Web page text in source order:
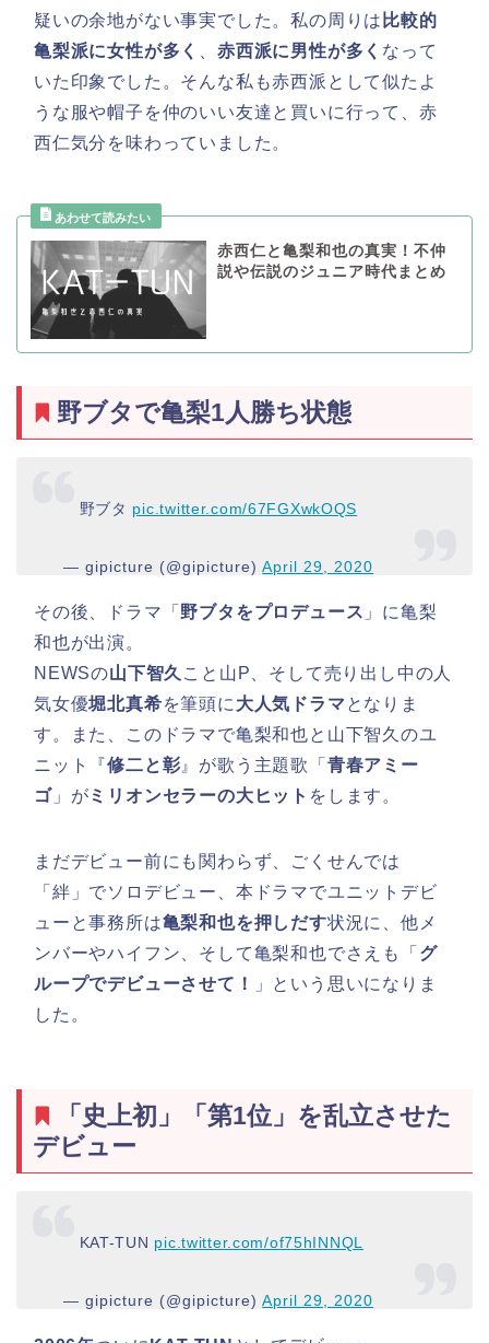
疑いの余地がない事実でした。私の周りは 比較的
亀梨派に女性が多く
、赤西派に男性が多く なって
いた印象でした。そんな私も赤西派として似たよ
うな服や帽子を仲のいい友達と買いに行って、赤
西仁気分を味わっていました。
赤西仁と亀梨和也の真実！不仲
説や伝説のジュニア時代まとめ
野ブタで亀梨1人勝ち状態
野ブタ pic.twitter.com/67FGXwkOQS
— gipicture (@gipicture)April 29, 2020
その後、ドラマ「 野ブタをプロデュース 」に亀梨
和也が出演。
NEWSの山下智久 こと山P、そして売り出し中の人
気女優堀北真希を筆頭に 大人気ドラマ となりま
す。また、このドラマで亀梨和也と山下智久のユ
ニット『修二と彰 』が歌う主題歌「 青春アミー
ゴ」がミリオンセラーの大ヒット をします。
まだデビュー前にも関わらず、ごくせんでは
「絆」でソロデビュー、本ドラマでユニットデビ
ューと事務所は亀梨和也を押しだす状況に、他メ
ンバーやハイフン、そして亀梨和也でさえも「 グ
ループでデビューさせて！
」という思いになりま
した。
「史上初」「第1位」を乱立させた
デビュー
KAT-TUN pic.twitter.com/of75hINNQL
— gipicture (@gipicture)April 29, 2020